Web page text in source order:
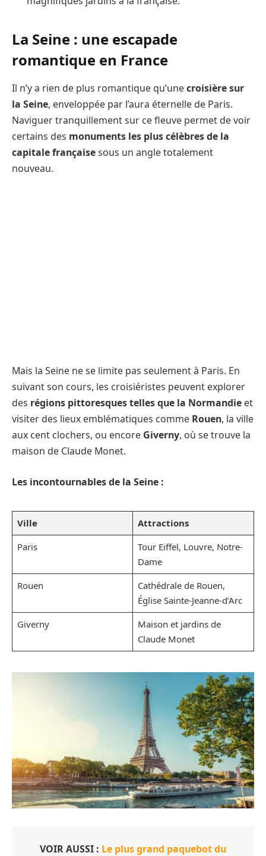
La Seine : une escapade
romantique en France
Il n’y a rien de plus romantique qu’unecroisière sur
la Seine, enveloppée par l’aura éternelle de Paris.
Naviguer tranquillement sur ce fleuve permet de voir
certains des monuments les plus célèbres de la
capitale françaisesous un angle totalement
nouveau.
Mais la Seine ne se limite pas seulement à Paris. En
suivant son cours, les croisiéristes peuvent explorer
des régions pittoresques telles que la Normandie et
visiter des lieux emblématiques comme Rouen, la ville
aux cent clochers, ou encore Giverny, où se trouve la
maison de Claude Monet.
Les incontournables de la Seine :
Ville
Attractions
Paris
Tour Eiffel, Louvre, Notre-
Dame
Rouen
Cathédrale de Rouen,
Église Sainte-Jeanne-d’Arc
Giverny
Maison et jardins de
Claude Monet
VOIR AUSSI : Le plus grand paquebot du